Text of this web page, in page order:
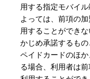
用する指定モバイ
よっては、前項の
用することができ
かじめ承諾するも
ペイドカードのほ
る場合、利用者は